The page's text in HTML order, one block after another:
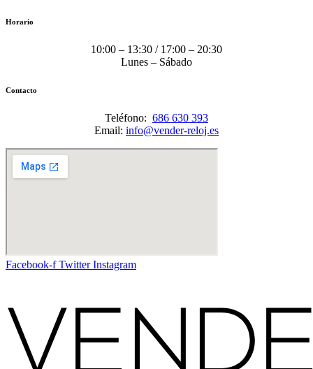
Horario
10:00 – 13:30 / 17:00 – 20:30
Lunes – Sábado
Contacto
Teléfono: 686 630 393
Email: info@vender-reloj.es
Facebook-f Twitter Instagram